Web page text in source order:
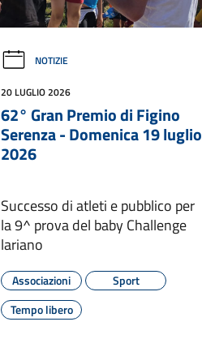
NOTIZIE
20 LUGLIO 2026
62° Gran Premio di Figino
Serenza - Domenica 19 luglio
2026
Successo di atleti e pubblico per
la 9^ prova del baby Challenge
lariano
Associazioni
Sport
Tempo libero